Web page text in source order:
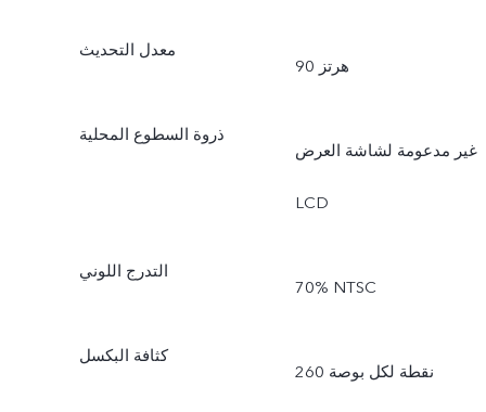
معدل التحديث
90 هرتز
ذروة السطوع المحلية
غير مدعومة لشاشة العرض
LCD
التدرج اللوني
‎70% NTSC
كثافة البكسل
260 نقطة لكل بوصة